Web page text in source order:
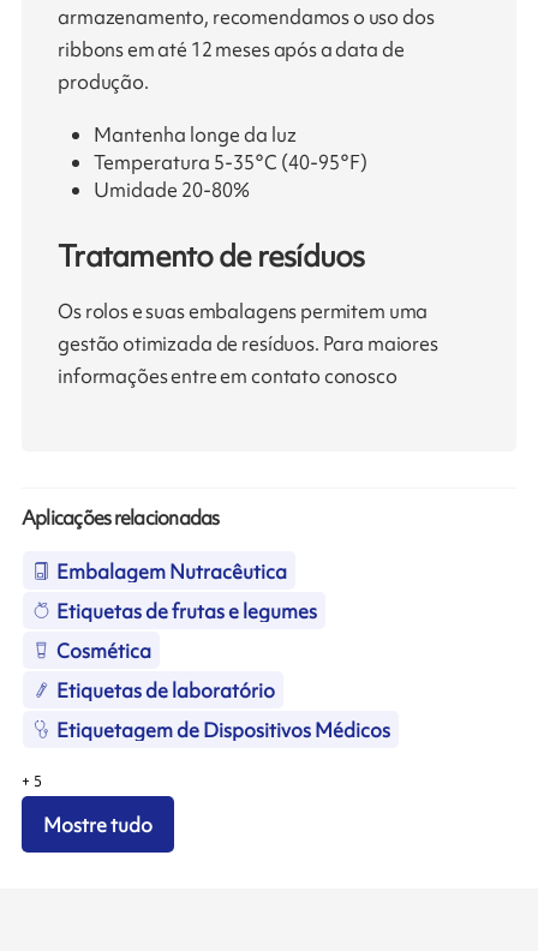
armazenamento, recomendamos o uso dos
ribbons em até 12 meses após a data de
produção.
Mantenha longe da luz
Temperatura 5-35°C (40-95°F)
Umidade 20-80%
Tratamento de resíduos
Os rolos e suas embalagens permitem uma
gestão otimizada de resíduos. Para maiores
informações entre em contato conosco
Aplicações relacionadas
Embalagem Nutracêutica
Etiquetas de frutas e legumes
Cosmética
Etiquetas de laboratório
Etiquetagem de Dispositivos Médicos
+ 5
Mostre tudo